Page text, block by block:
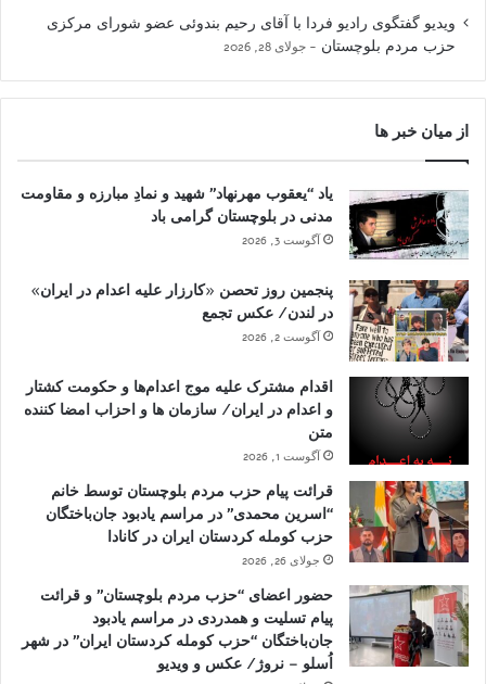
ویدیو گفتگوی رادیو فردا با آقای رحیم بندوئی عضو شورای مرکزی
حزب مردم بلوچستان
جولای 28, 2026
از میان خبر ها
یاد “یعقوب مهرنهاد” شهید و نمادِ مبارزه و مقاومت
مدنی در بلوچستان گرامی باد
آگوست 3, 2026
پنجمین روز تحصن «کارزار علیه اعدام در ایران»
در لندن/ عکس تجمع
آگوست 2, 2026
اقدام مشترک علیه موج اعدام‌ها و حکومت کشتار
و اعدام در ایران/ سازمان ها و احزاب امضا کننده
متن
آگوست 1, 2026
قرائت پیام حزب مردم بلوچستان توسط خانم
“اسرین محمدی” در مراسم یادبود جان‌باختگان
حزب کومله کردستان ایران در کانادا
جولای 26, 2026
حضور اعضای “حزب مردم بلوچستان” و قرائت
پیام تسلیت و همدردی در مراسم یادبود
جان‌باختگان “حزب کومله کردستان ایران” در شهر
اُسلو – نروژ/ عکس و ویدیو